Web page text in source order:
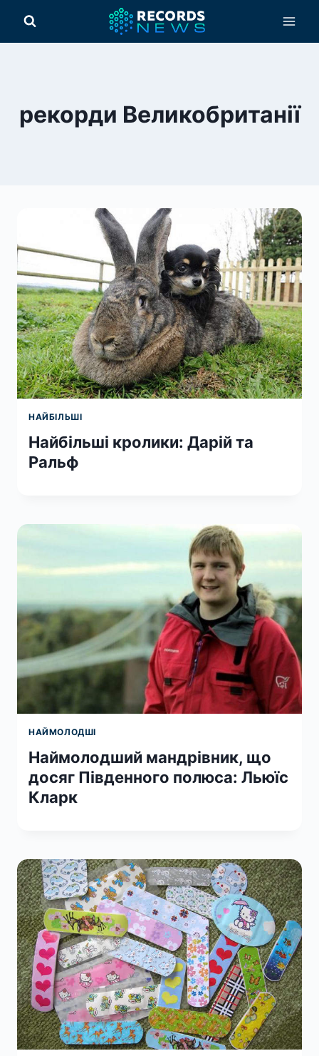
вмісту
рекорди Великобританії
НАЙБІЛЬШІ
Найбільші кролики: Дарій та
Ральф
НАЙМОЛОДШІ
Наймолодший мандрівник, що
досяг Південного полюса: Льюїс
Кларк